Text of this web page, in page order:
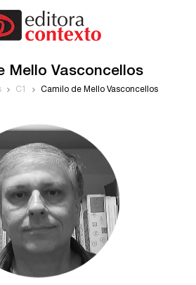
Mello Vasconcellos
C1 Camilo de Mello Vasconcellos